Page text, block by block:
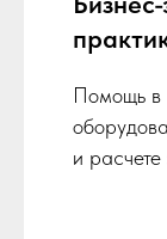
Помощь в
и расчете